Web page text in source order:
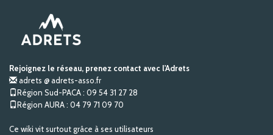
Rejoignez le réseau, prenez contact avec l'Adrets
adrets @ adrets-asso.fr
Région Sud-PACA : 09 54 31 27 28
Région AURA : 04 79 71 09 70
Ce wiki vit surtout grâce à ses utilisateurs